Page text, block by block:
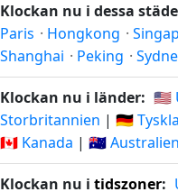
Klockan nu i dessa
Paris · Hongkong ·
Shanghai · Peking ·
Klockan nu i länder: 🇺🇸
Storbritannien | 🇩🇪
🇨🇦 Kanada | 🇦🇺 Australien
Klockan nu i tidszoner: